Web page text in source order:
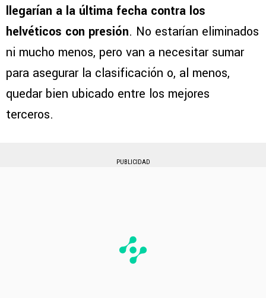
llegarían a la última fecha contra los
helvéticos con presión. No estarían eliminados
ni mucho menos, pero van a necesitar sumar
para asegurar la clasificación o, al menos,
quedar bien ubicado entre los mejores
terceros.
PUBLICIDAD